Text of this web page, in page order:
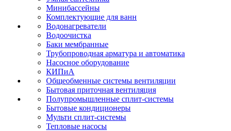
Минибассейны
Комплектующие для ванн
Водонагреватели
Водоочистка
Баки мембранные
Трубопроводная арматура и автоматика
Насосное оборудование
КИПиА
Общеобменные системы вентиляции
Бытовая приточная вентиляция
Полупромышленные сплит-системы
Бытовые кондиционеры
Мульти сплит-системы
Тепловые насосы